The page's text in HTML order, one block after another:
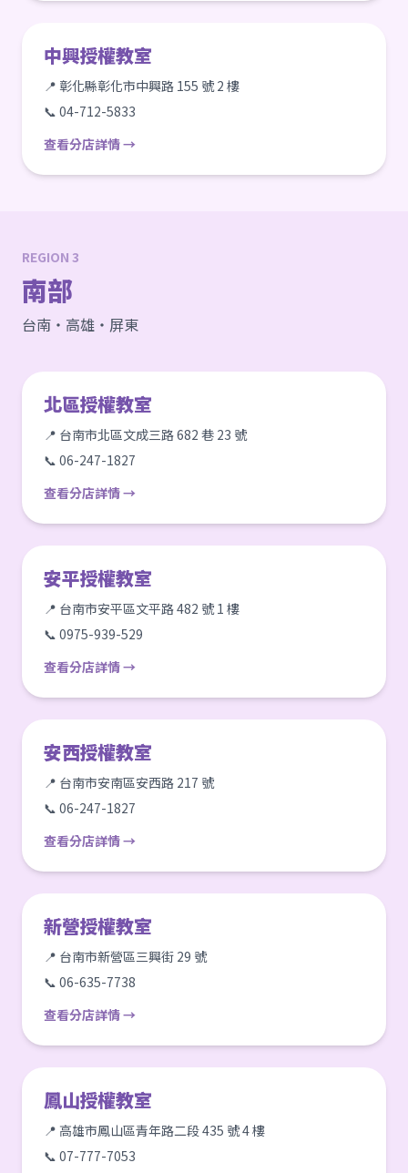
中興授權教室
📍 彰化縣彰化市中興路 155 號 2 樓
📞 04-712-5833
查看分店詳情 →
REGION 3
南部
台南・高雄・屏東
北區授權教室
📍 台南市北區文成三路 682 巷 23 號
📞 06-247-1827
查看分店詳情 →
安平授權教室
📍 台南市安平區文平路 482 號 1 樓
📞 0975-939-529
查看分店詳情 →
安西授權教室
📍 台南市安南區安西路 217 號
📞 06-247-1827
查看分店詳情 →
新營授權教室
📍 台南市新營區三興街 29 號
📞 06-635-7738
查看分店詳情 →
鳳山授權教室
📍 高雄市鳳山區青年路二段 435 號 4 樓
📞 07-777-7053